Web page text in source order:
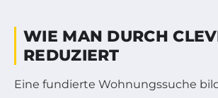
WIE MAN DURCH
REDUZIERT
Eine fundierte Wohnungssuche